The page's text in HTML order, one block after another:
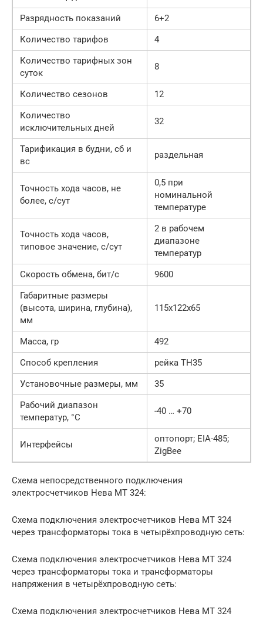
Разрядность показаний
6+2
Количество тарифов
4
Количество тарифных зон
суток
8
Количество сезонов
12
Количество
исключительных дней
32
Тарификация в будни, сб и
вс
раздельная
Точность хода часов, не
более, с/сут
0,5 при
номинальной
температуре
Точность хода часов,
типовое значение, с/сут
2 в рабочем
диапазоне
температур
Скорость обмена, бит/с
9600
Габаритные размеры
(высота, ширина, глубина),
мм
115х122х65
Масса, гр
492
Способ крепления
рейка ТН35
Установочные размеры, мм
35
Рабочий диапазон
температур, °С
-40 … +70
Интерфейсы
оптопорт; EIA-485;
ZigBee
Схема непосредственного подключения
электросчетчиков Нева MT 324:
Схема подключения электросчетчиков Нева MT 324
через трансформаторы тока в четырёхпроводную сеть:
Схема подключения электросчетчиков Нева MT 324
через трансформаторы тока и трансформаторы
напряжения в четырёхпроводную сеть:
Схема подключения электросчетчиков Нева MT 324